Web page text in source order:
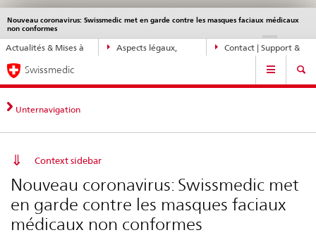
Navigation
directe:
actualités,
bases
juridiques,
contact
Actualités & Mises à
Aspects légaux,
Contact | Support &
Nouveau coronavirus: Swissmedic met en garde contre les masques faciaux médicaux
non conformes
DE EN
Service
navigation
Navigation
Swissmedic
Unternavigation
Context sidebar
Nouveau coronavirus: Swissmedic met
en garde contre les masques faciaux
médicaux non conformes